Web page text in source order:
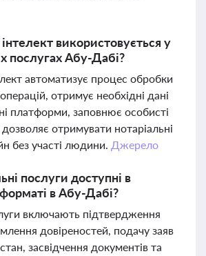
використовується у
послугах Абу-Дабі?
автоматизує процес обробки
отримує необхідні дані
платформи, заповнює особисті
дозволяє отримувати нотаріальні
без участі людини. Джерело
послуги доступні в
в Абу-Дабі?
включають підтвердження
довіреностей, подачу заяв
засвідчення документів та